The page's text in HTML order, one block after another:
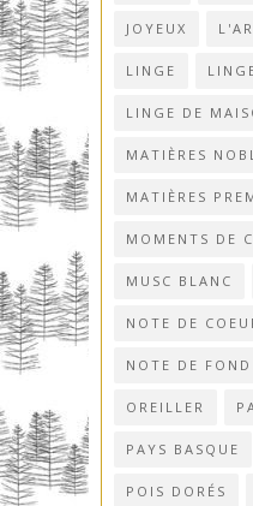
JOYEUX
LINGE
LINGE DE
MATIÈRES
MATIÈRES
MOMENTS DE
MUSC BLANC
NOTE DE
NOTE DE FOND
OREILLER
PAYS BASQUE
POIS DORÉS